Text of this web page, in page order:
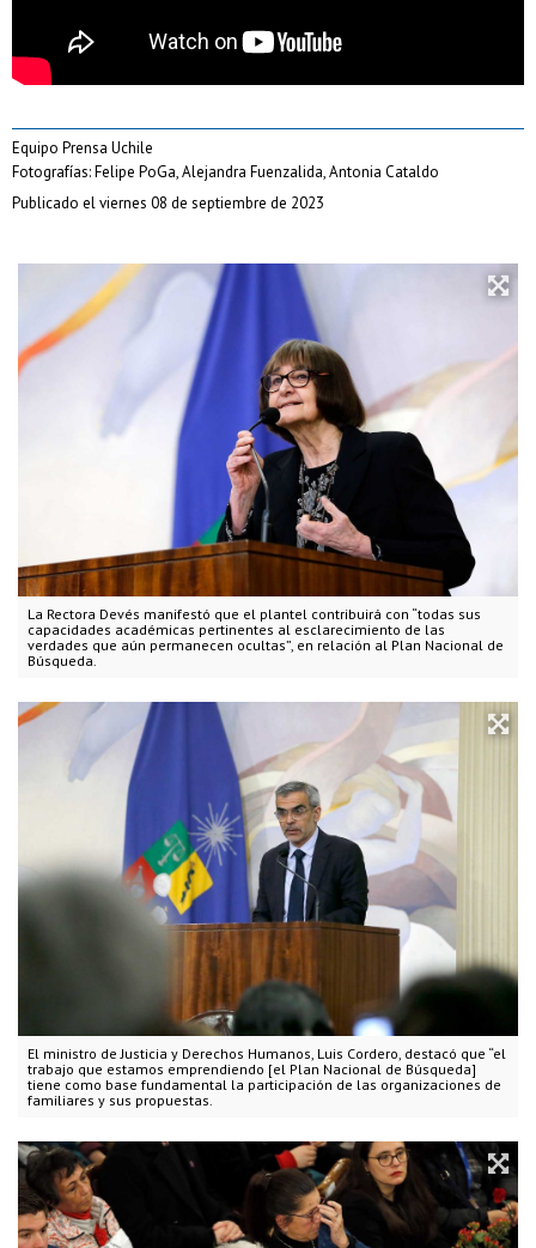
La Rectora Devés manifestó que el plantel contribuirá con “todas sus
capacidades académicas pertinentes al esclarecimiento de las
verdades que aún permanecen ocultas”, en relación al Plan Nacional de
Búsqueda.
El ministro de Justicia y Derechos Humanos, Luis Cordero, destacó que “el
trabajo que estamos emprendiendo [el Plan Nacional de Búsqueda]
tiene como base fundamental la participación de las organizaciones de
familiares y sus propuestas.
Equipo Prensa Uchile
Fotografías: Felipe PoGa, Alejandra Fuenzalida, Antonia Cataldo
Publicado el viernes 08 de septiembre de 2023